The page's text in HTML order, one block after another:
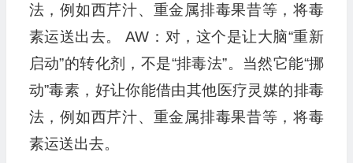
法，例如西芹汁、重金属排毒果昔等，将毒
素运送出去。 AW：对，这个是让大脑“重新
启动”的转化剂，不是“排毒法”。当然它能“挪
动”毒素，好让你能借由其他医疗灵媒的排毒
法，例如西芹汁、重金属排毒果昔等，将毒
素运送出去。